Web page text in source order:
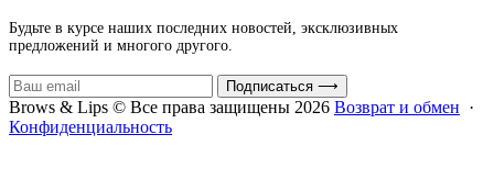
Будьте в курсе наших последних новостей, эксклюзивных
предложений и многого другого.
Подписаться ⟶
Brows & Lips © Все права защищены 2026 Возврат и обмен ·
Конфиденциальность